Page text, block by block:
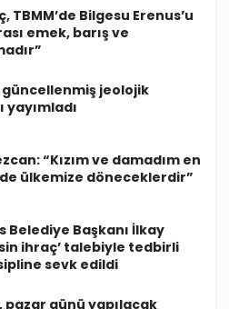
TBMM’de Bilgesu Erenus’u
emek, barış ve
güncellenmiş jeolojik
yayımladı
“Kızım ve damadım en
ülkemize döneceklerdir”
Belediye Başkanı İlkay
ihraç’ talebiyle tedbirli
sevk edildi
pazar günü yapılacak